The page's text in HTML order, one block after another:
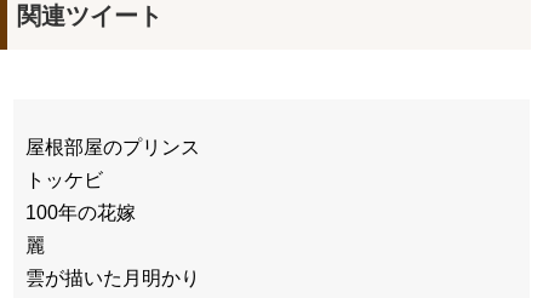
関連ツイート
屋根部屋のプリンス
トッケビ
100年の花嫁
麗
雲が描いた月明かり